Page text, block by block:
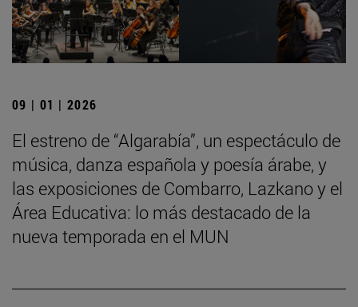
09 | 01 | 2026
El estreno de “Algarabía”, un espectáculo de
música, danza española y poesía árabe, y
las exposiciones de Combarro, Lazkano y el
Área Educativa: lo más destacado de la
nueva temporada en el MUN